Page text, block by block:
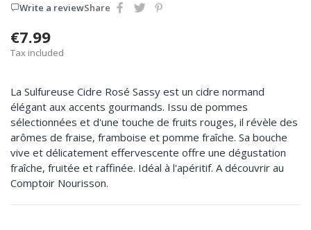
Write a reviewShare
€7.99
Tax included
La Sulfureuse Cidre Rosé Sassy est un cidre normand
élégant aux accents gourmands. Issu de pommes
sélectionnées et d'une touche de fruits rouges, il révèle des
arômes de fraise, framboise et pomme fraîche. Sa bouche
vive et délicatement effervescente offre une dégustation
fraîche, fruitée et raffinée. Idéal à l'apéritif. A découvrir au
Comptoir Nourisson.